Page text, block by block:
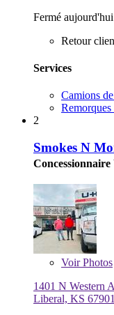
Fermé aujourd'hui
Retour
Services
Camions
Remorques
2
Smokes N
VoirPhotos
1401 N Western
Liberal, KS 67901